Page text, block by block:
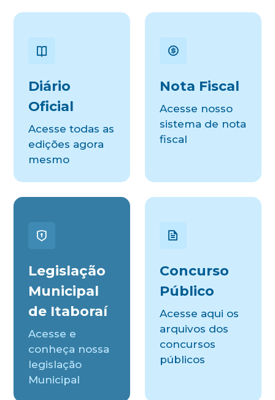
Diário
Oficial
Acesse todas as
edições agora
mesmo
Nota Fiscal
Acesse nosso
sistema de nota
fiscal
Legislação
Municipal
de Itaboraí
Acesse e
conheça nossa
legislação
Municipal
Concurso
Público
Acesse aqui os
arquivos dos
concursos
públicos